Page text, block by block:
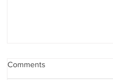
Comments